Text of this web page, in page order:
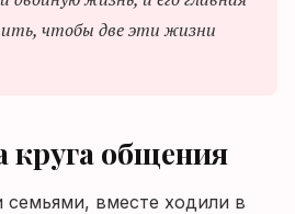
чтобы две эти жизни
круга общения
вместе ходили в